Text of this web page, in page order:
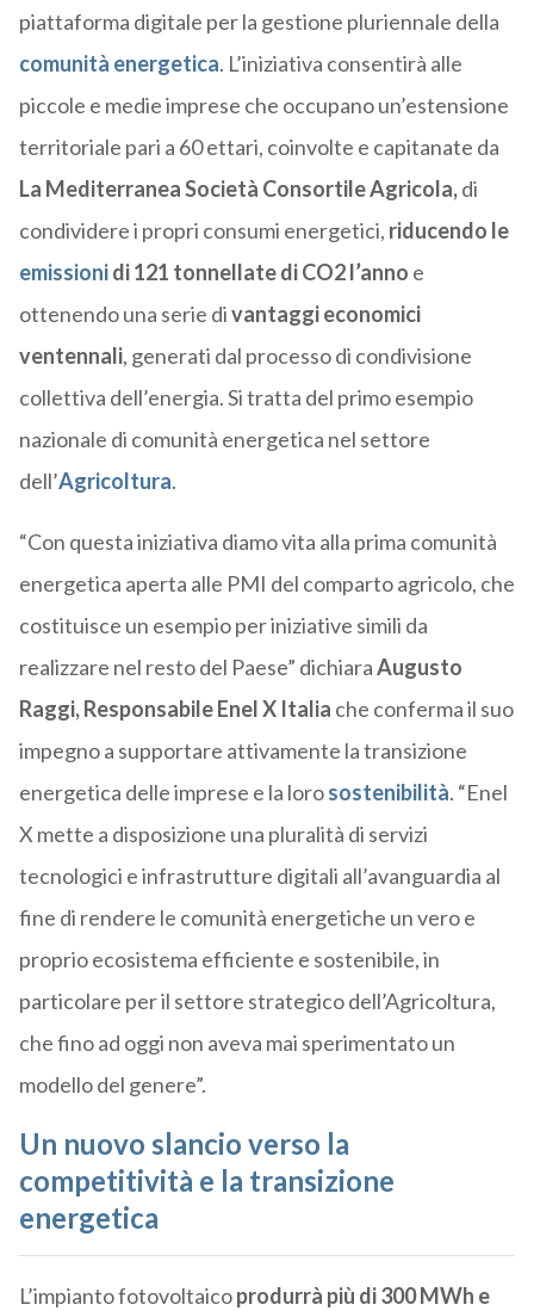
piattaforma digitale per la gestione pluriennale della
comunità energetica. L’iniziativa consentirà alle
piccole e medie imprese che occupano un’estensione
territoriale pari a 60 ettari, coinvolte e capitanate da
La Mediterranea Società Consortile Agricola,di
condividere i propri consumi energetici, riducendo le
emissionidi 121 tonnellate di CO2 l’anno e
ottenendo una serie divantaggi economici
ventennali, generati dal processo di condivisione
collettiva dell’energia. Si tratta del primo esempio
nazionale di comunità energetica nel settore
dell’Agricoltura.
“Con questa iniziativa diamo vita alla prima comunità
energetica aperta alle PMI del comparto agricolo, che
costituisce un esempio per iniziative simili da
realizzare nel resto del Paese” dichiaraAugusto
Raggi, Responsabile Enel X Italia che conferma il suo
impegno a supportare attivamente la transizione
energetica delle imprese e la lorosostenibilità. “Enel
X mette a disposizione una pluralità di servizi
tecnologici e infrastrutture digitali all’avanguardia al
fine di rendere le comunità energetiche un vero e
proprio ecosistema efficiente e sostenibile, in
particolare per il settore strategico dell’Agricoltura,
che fino ad oggi non aveva mai sperimentato un
modello del genere”.
Un nuovo slancio verso la
competitività e la transizione
energetica
L’impianto fotovoltaicoprodurrà più di 300 MWh e